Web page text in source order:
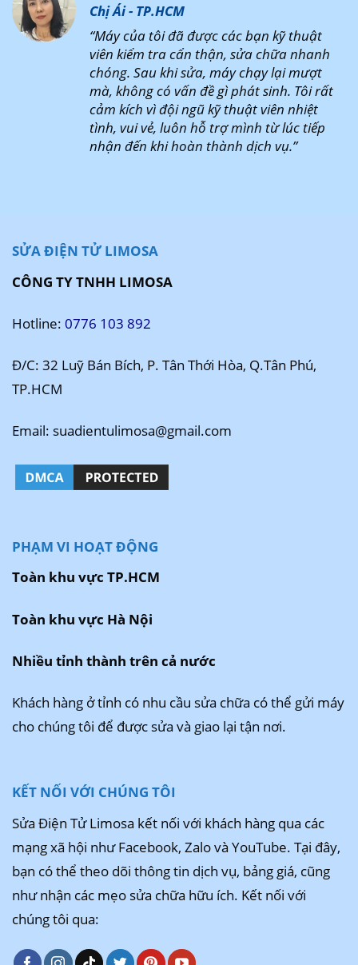
Chị Ái - TP.HCM
“Máy của tôi đã được các bạn kỹ thuật
viên kiểm tra cẩn thận, sửa chữa nhanh
chóng. Sau khi sửa, máy chạy lại mượt
mà, không có vấn đề gì phát sinh. Tôi rất
cảm kích vì đội ngũ kỹ thuật viên nhiệt
tình, vui vẻ, luôn hỗ trợ mình từ lúc tiếp
nhận đến khi hoàn thành dịch vụ.”
SỬA ĐIỆN TỬ LIMOSA
CÔNG TY TNHH LIMOSA
Hotline: 0776 103 892
Đ/C: 32 Luỹ Bán Bích, P. Tân Thới Hòa, Q.Tân Phú,
TP.HCM
Email: suadientulimosa@gmail.com
PHẠM VI HOẠT ĐỘNG
Toàn khu vực TP.HCM
Toàn khu vực Hà Nội
Nhiều tỉnh thành trên cả nước
Khách hàng ở tỉnh có nhu cầu sửa chữa có thể gửi máy
cho chúng tôi để được sửa và giao lại tận nơi.
KẾT NỐI VỚI CHÚNG TÔI
Sửa Điện Tử Limosa kết nối với khách hàng qua các
mạng xã hội như Facebook, Zalo và YouTube. Tại đây,
bạn có thể theo dõi thông tin dịch vụ, bảng giá, cũng
như nhận các mẹo sửa chữa hữu ích. Kết nối với
chúng tôi qua: